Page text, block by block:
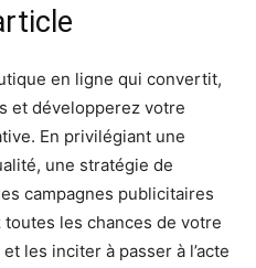
en ligne qui convertit,
et développerez votre
En privilégiant une
une stratégie de
campagnes publicitaires
les chances de votre
les inciter à passer à l’acte